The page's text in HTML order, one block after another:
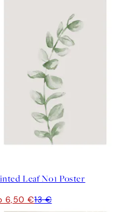
Leaf No1 Poster
6,50 €13 €